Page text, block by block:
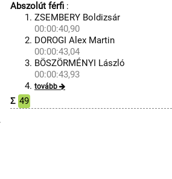
Abszolút férfi:
ZSEMBERY Boldizsár
00:00:40,90
DOROGI Alex Martin
00:00:43,04
BÖSZÖRMÉNYI László
00:00:43,93
tovább
Σ 49